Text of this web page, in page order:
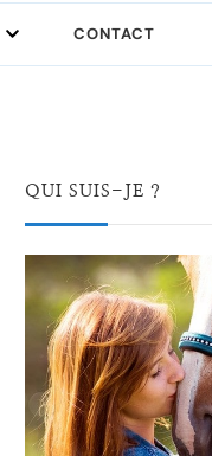
CONTACT
QUI SUIS-JE ?